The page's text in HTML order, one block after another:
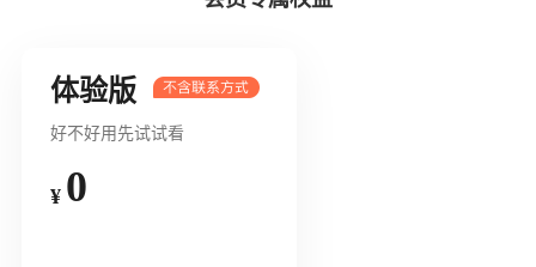
体验版
好不好用先试试看
¥ 0